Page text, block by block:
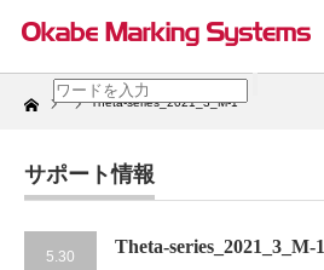
Home Theta‐series_2021_3_M-1
サポート情報
5.30
Theta‐series_2021_3_M-1